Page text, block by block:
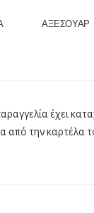
ΑΞΕΣΟΥΆΡ
έχει
από την καρτέλα